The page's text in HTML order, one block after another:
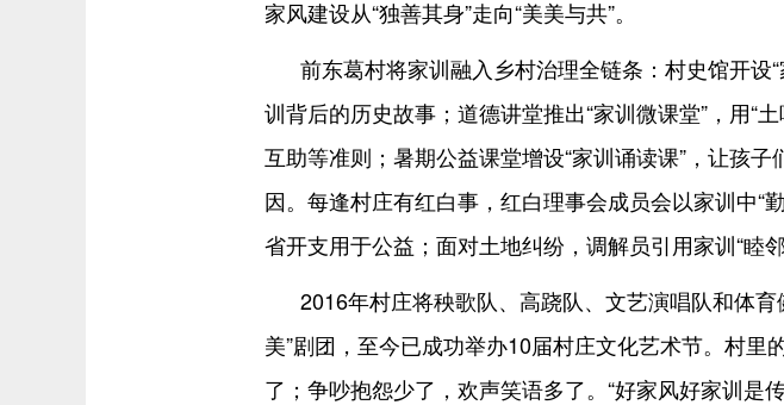
家风建设从“独善其身”走向“美美与共”。
前东葛村将家训融入乡村治理全链条：村史馆开设
训背后的历史故事；道德讲堂推出“家训微课堂”，用“
互助等准则；暑期公益课堂增设“家训诵读课”，让孩
因。每逢村庄有红白事，红白理事会成员会以家训中“
省开支用于公益；面对土地纠纷，调解员引用家训“睦
2016年村庄将秧歌队、高跷队、文艺演唱队和体
美”剧团，至今已成功举办10届村庄文化艺术节。村里
了；争吵抱怨少了，欢声笑语多了。“好家风好家训是